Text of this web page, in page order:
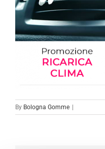
By Bologna Gomme